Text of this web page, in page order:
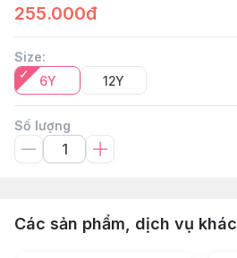
255.000đ
Size:
6Y
12Y
Số lượng
Các sản phẩm, dịch vụ khác